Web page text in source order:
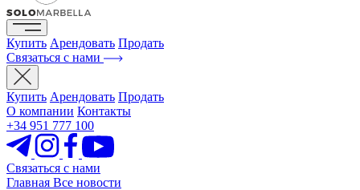
Купить Арендовать Продать
Связаться с нами
Купить Арендовать Продать
О компании Контакты
+34 951 777 100
Связаться с нами
Главная Все новости